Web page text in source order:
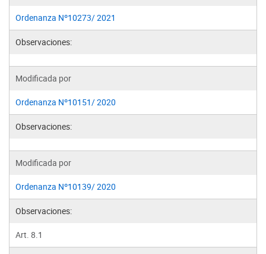
Ordenanza Nº10273/ 2021
Observaciones:
Modificada por
Ordenanza Nº10151/ 2020
Observaciones:
Modificada por
Ordenanza Nº10139/ 2020
Observaciones:
Art. 8.1